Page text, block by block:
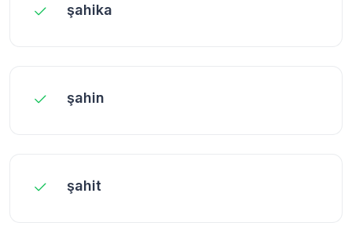
şahika
şahin
şahit